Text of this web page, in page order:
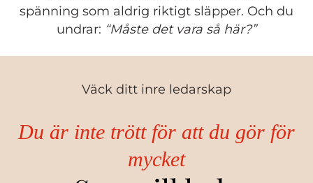
spänning som aldrig riktigt släpper. Och du
undrar: “Måste det vara så här?”
Väck ditt inre ledarskap
Du är inte trött för att du gör för
mycket